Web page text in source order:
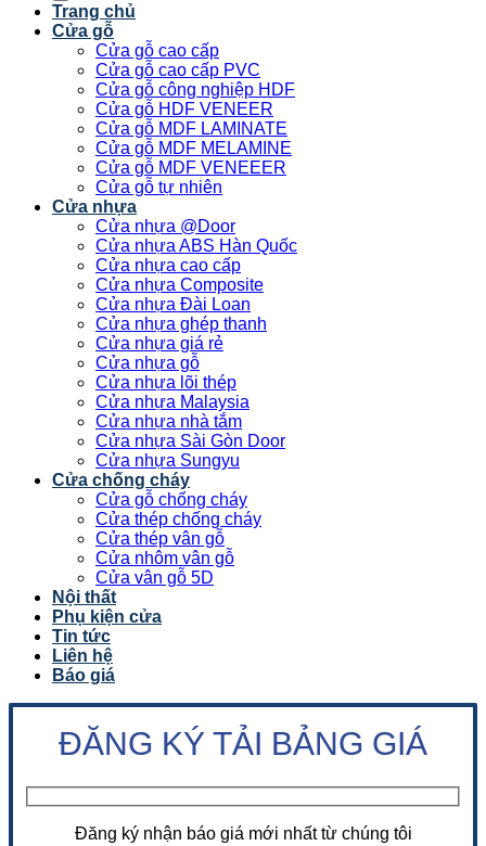
Trang chủ
Cửa gỗ
Cửa gỗ cao cấp
Cửa gỗ cao cấp PVC
Cửa gỗ công nghiệp HDF
Cửa gỗ HDF VENEER
Cửa gỗ MDF LAMINATE
Cửa gỗ MDF MELAMINE
Cửa gỗ MDF VENEEER
Cửa gỗ tự nhiên
Cửa nhựa
Cửa nhựa @Door
Cửa nhựa ABS Hàn Quốc
Cửa nhựa cao cấp
Cửa nhựa Composite
Cửa nhựa Đài Loan
Cửa nhựa ghép thanh
Cửa nhựa giá rẻ
Cửa nhựa gỗ
Cửa nhựa lõi thép
Cửa nhựa Malaysia
Cửa nhựa nhà tắm
Cửa nhựa Sài Gòn Door
Cửa nhựa Sungyu
Cửa chống cháy
Cửa gỗ chống cháy
Cửa thép chống cháy
Cửa thép vân gỗ
Cửa nhôm vân gỗ
Cửa vân gỗ 5D
Nội thất
Phụ kiện cửa
Tin tức
Liên hệ
Báo giá
ĐĂNG KÝ TẢI BẢNG GIÁ
Đăng ký nhận báo giá mới nhất từ chúng tôi